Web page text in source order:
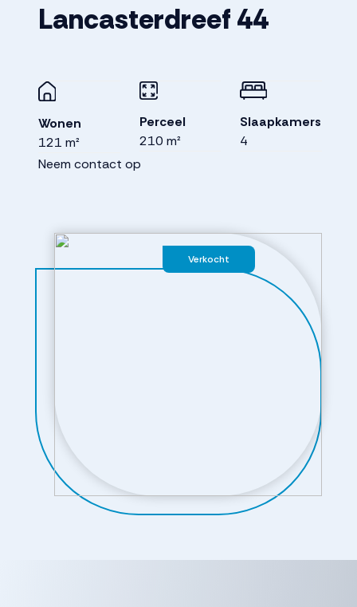
Verkocht
Lancasterdreef44
Wonen
121 m²
Perceel
210 m²
Slaapkamers
4
Neem contact op